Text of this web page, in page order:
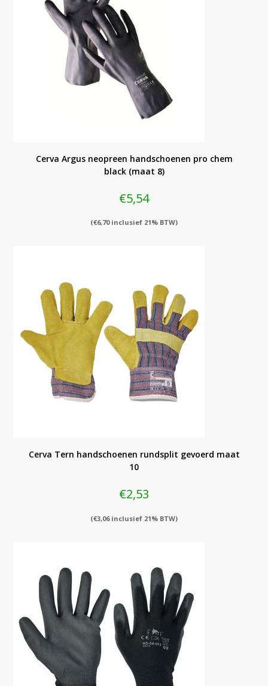
Cerva Argus neopreen handschoenen pro chem
black (maat 8)
€5,54
(€6,70inclusief 21% BTW)
Cerva Tern handschoenen rundsplit gevoerd maat
10
€2,53
(€3,06inclusief 21% BTW)